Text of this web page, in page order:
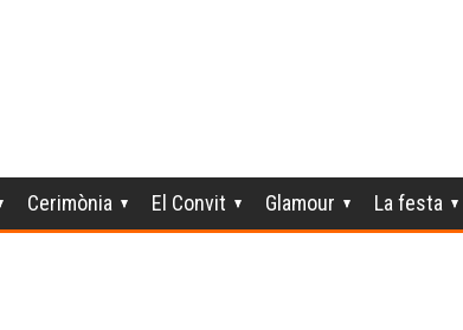
Cerimònia El Convit Glamour La festa